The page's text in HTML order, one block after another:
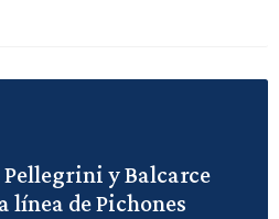
Pellegrini y Balcarce
de Pichones